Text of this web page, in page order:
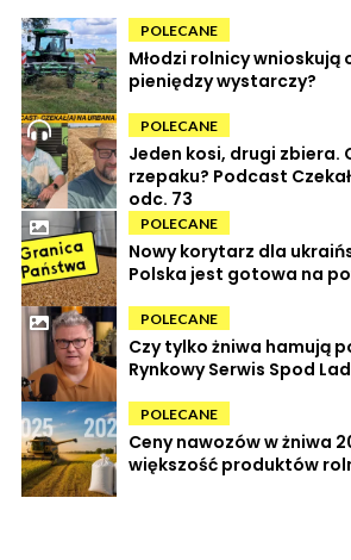
POLECANE
Młodzi rolnicy wnioskują
pieniędzy wystarczy?
POLECANE
Jeden kosi, drugi zbiera.
rzepaku? Podcast
odc. 73
POLECANE
Nowy korytarz dla
Polska jest gotowa na
POLECANE
Czy tylko żniwa hamują
Rynkowy Serwis Spod
POLECANE
Ceny nawozów w żniwa
większość produktów